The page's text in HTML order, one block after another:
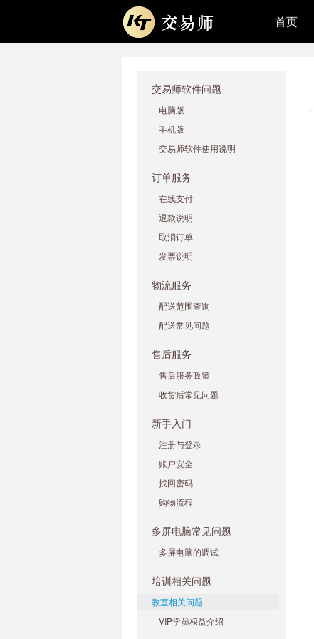
首页
交易师软件问题
电脑版
手机版
交易师软件使用说明
订单服务
在线支付
退款说明
取消订单
发票说明
物流服务
配送范围查询
配送常见问题
售后服务
售后服务政策
收货后常见问题
新手入门
注册与登录
账户安全
找回密码
购物流程
多屏电脑常见问题
多屏电脑的调试
培训相关问题
教室相关问题
VIP学员权益介绍